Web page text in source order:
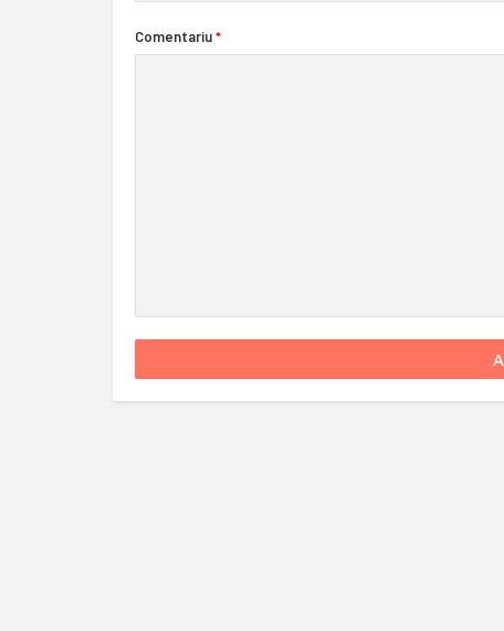
Comentariu*